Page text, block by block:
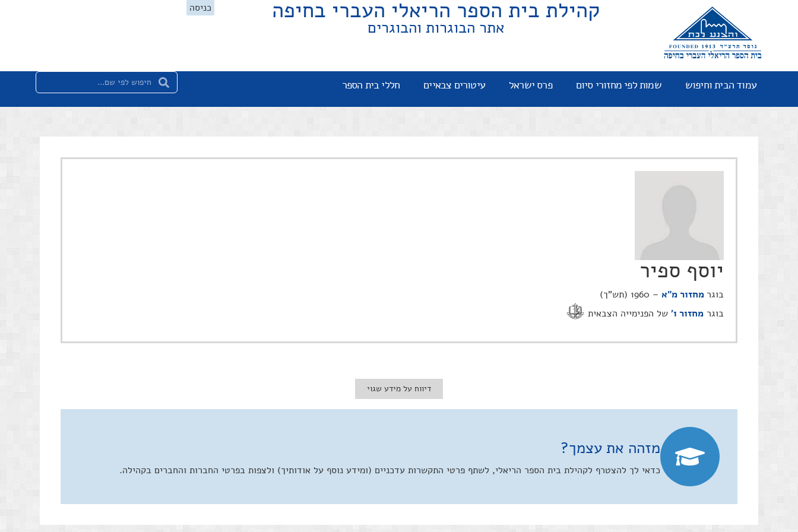
קהילת בית הספר הריאלי העברי בחיפה
אתר הבוגרות והבוגרים
כניסה
עמוד הבית וחיפוש שמות לפי מחזורי סיום פרס ישראל עיטורים צבאיים חללי בית הספר
יוסף ספיר
בוגר מחזור מ"א – 1960 (תש"ך)
בוגר מחזור ו׳ של הפנימייה הצבאית
דיווח על מידע שגוי
מזהה את עצמך?
כדאי לך להצטרף לקהילת בית הספר הריאלי, לשתף פרטי התקשרות עדכניים (ומידע נוסף על אודותיך) ולצפות בפרטי החברות והחברים בקהילה.